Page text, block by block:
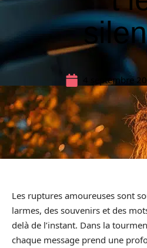
4 septembre
Les ruptures amoureuses sont
larmes, des souvenirs et des
delà de l’instant. Dans la
chaque message prend une